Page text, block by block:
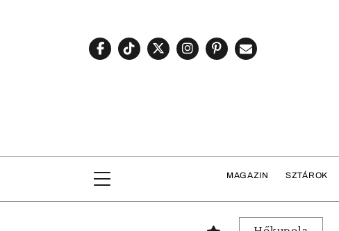
MAGAZIN SZTÁROK